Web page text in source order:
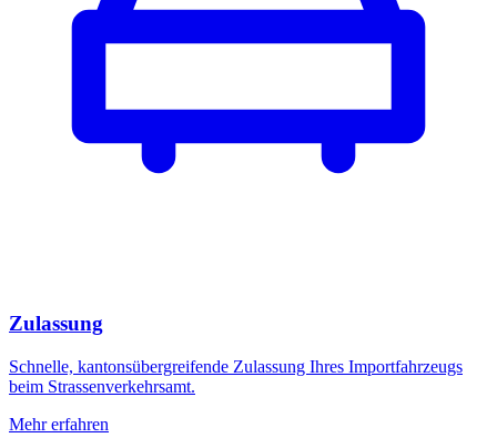
Zulassung
Schnelle, kantonsübergreifende Zulassung Ihres Importfahrzeugs
beim Strassenverkehrsamt.
Mehr erfahren